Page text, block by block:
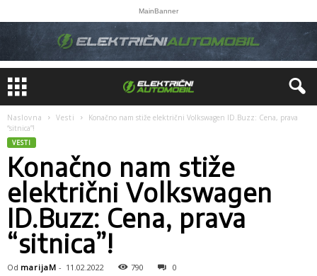
MainBanner
Naslovna Vesti
Konačno nam stiže električni Volkswagen ID.Buzz: Cena, prava
“sitnica”!
VESTI
Konačno nam stiže
električni Volkswagen
ID.Buzz: Cena, prava
“sitnica”!
Od marijaM - 11.02.2022 790 0